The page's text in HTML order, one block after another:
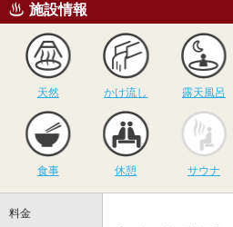
施設情報
天然
かけ流し
かけ流し 露天風呂
食事 休憩 サウナ
料金